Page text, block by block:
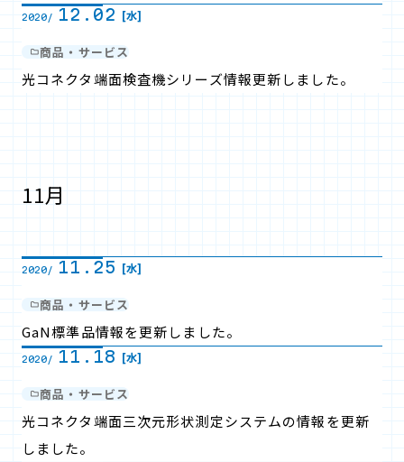
2020/ 12.02 [水]
商品・サービス
光コネクタ端面検査機シリーズ情報更新しました。
11月
2020/ 11.25 [水]
商品・サービス
GaN標準品情報を更新しました。
2020/ 11.18 [水]
商品・サービス
光コネクタ端面三次元形状測定システムの情報を更新
しました。